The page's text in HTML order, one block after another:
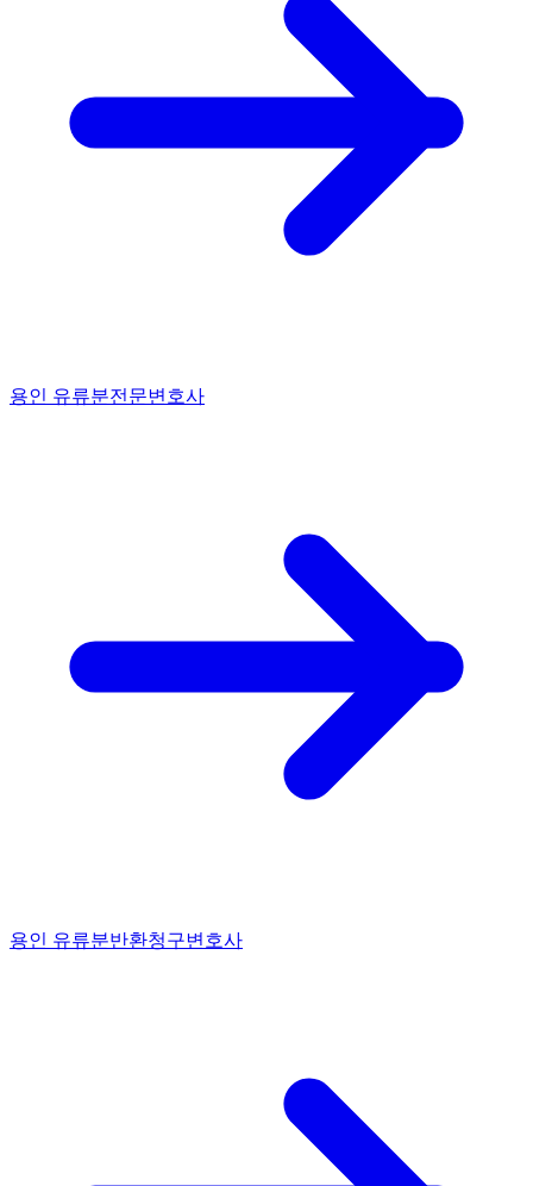
용인 유류분전문변호사
용인 유류분반환청구변호사